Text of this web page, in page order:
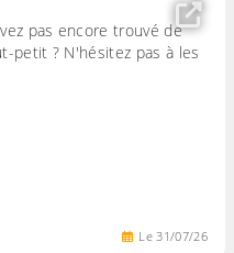
pas encore trouvé de
petit ? N'hésitez pas à les
Le31/07/26